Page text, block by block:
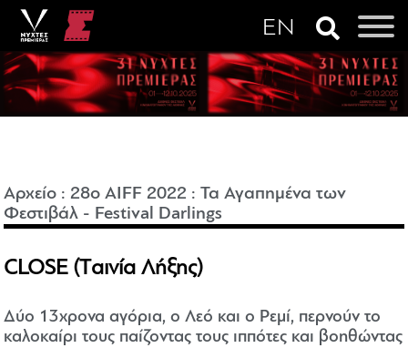
Αρχείο :28o AIFF 2022 :Τα Αγαπημένα των
Φεστιβάλ - Festival Darlings
CLOSE (Tαινία Λήξης)
Δύο 13χρονα αγόρια, ο Λεό και ο Ρεμί, περνούν το
καλοκαίρι τους παίζοντας τους ιππότες και βοηθώντας